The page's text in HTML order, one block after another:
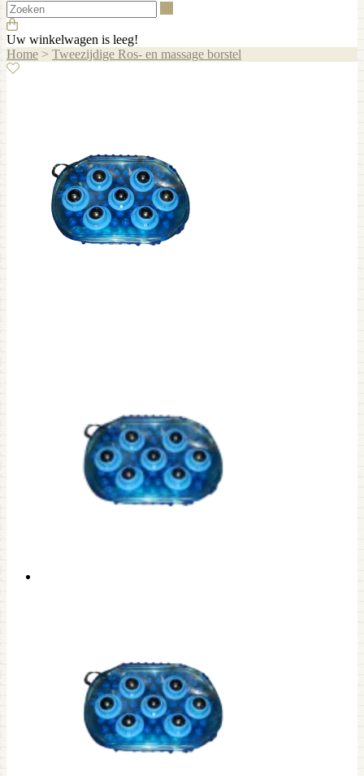
Uw winkelwagen is leeg!
Home > Tweezijdige Ros- en massage borstel